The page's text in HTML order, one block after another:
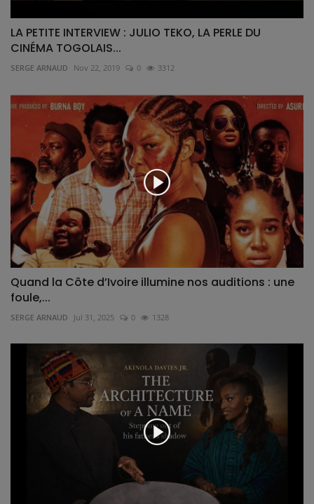
LA PETITE INTERVIEW : JULIO TEKO, LA PERLE DU
CINÉMA TOGOLAIS...
SERGE ARNAUD Nov 22, 2019 0 3312
Quand la Côte d’Ivoire illumine nos auditions : une
foule,...
SERGE ARNAUD Jul 31, 2025 0 1328